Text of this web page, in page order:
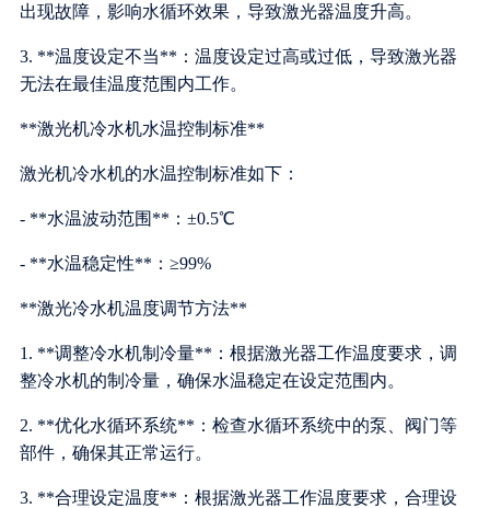
出现故障，影响水循环效果，导致激光器温度升高。
3. **温度设定不当**：温度设定过高或过低，导致激光器
无法在最佳温度范围内工作。
**激光机冷水机水温控制标准**
激光机冷水机的水温控制标准如下：
- **水温波动范围**：±0.5℃
- **水温稳定性**：≥99%
**激光冷水机温度调节方法**
1. **调整冷水机制冷量**：根据激光器工作温度要求，调
整冷水机的制冷量，确保水温稳定在设定范围内。
2. **优化水循环系统**：检查水循环系统中的泵、阀门等
部件，确保其正常运行。
3. **合理设定温度**：根据激光器工作温度要求，合理设